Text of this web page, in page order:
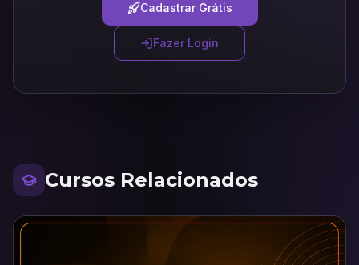
Cadastrar Grátis
Fazer Login
Cursos Relacionados